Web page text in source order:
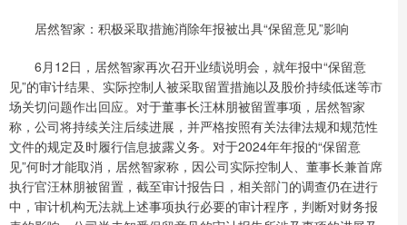
居然智家：积极采取措施消除年报被出具“保留意见”影响
6月12日，居然智家再次召开业绩说明会，就年报中“保留意
见”的审计结果、实际控制人被采取留置措施以及股价持续低迷等市
场关切问题作出回应。对于董事长汪林朋被留置事项，居然智家
称，公司将持续关注后续进展，并严格按照有关法律法规和规范性
文件的规定及时履行信息披露义务。对于2024年年报的“保留意
见”何时才能取消，居然智家称，因公司实际控制人、董事长兼首席
执行官汪林朋被留置，截至审计报告日，相关部门的调查仍在进行
中，审计机构无法就上述事项执行必要的审计程序，判断对财务报